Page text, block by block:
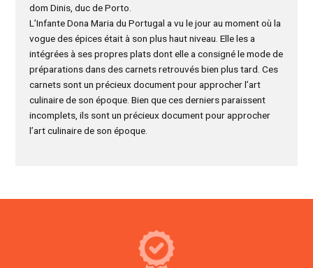
dom Dinis, duc de Porto.
L’Infante Dona Maria du Portugal a vu le jour au moment où la
vogue des épices était à son plus haut niveau. Elle les a
intégrées à ses propres plats dont elle a consigné le mode de
préparations dans des carnets retrouvés bien plus tard. Ces
carnets sont un précieux document pour approcher l’art
culinaire de son époque. Bien que ces derniers paraissent
incomplets, ils sont un précieux document pour approcher
l’art culinaire de son époque.